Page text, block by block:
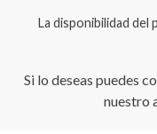
La disponibilidad del
Si lo deseas puedes
nuestro